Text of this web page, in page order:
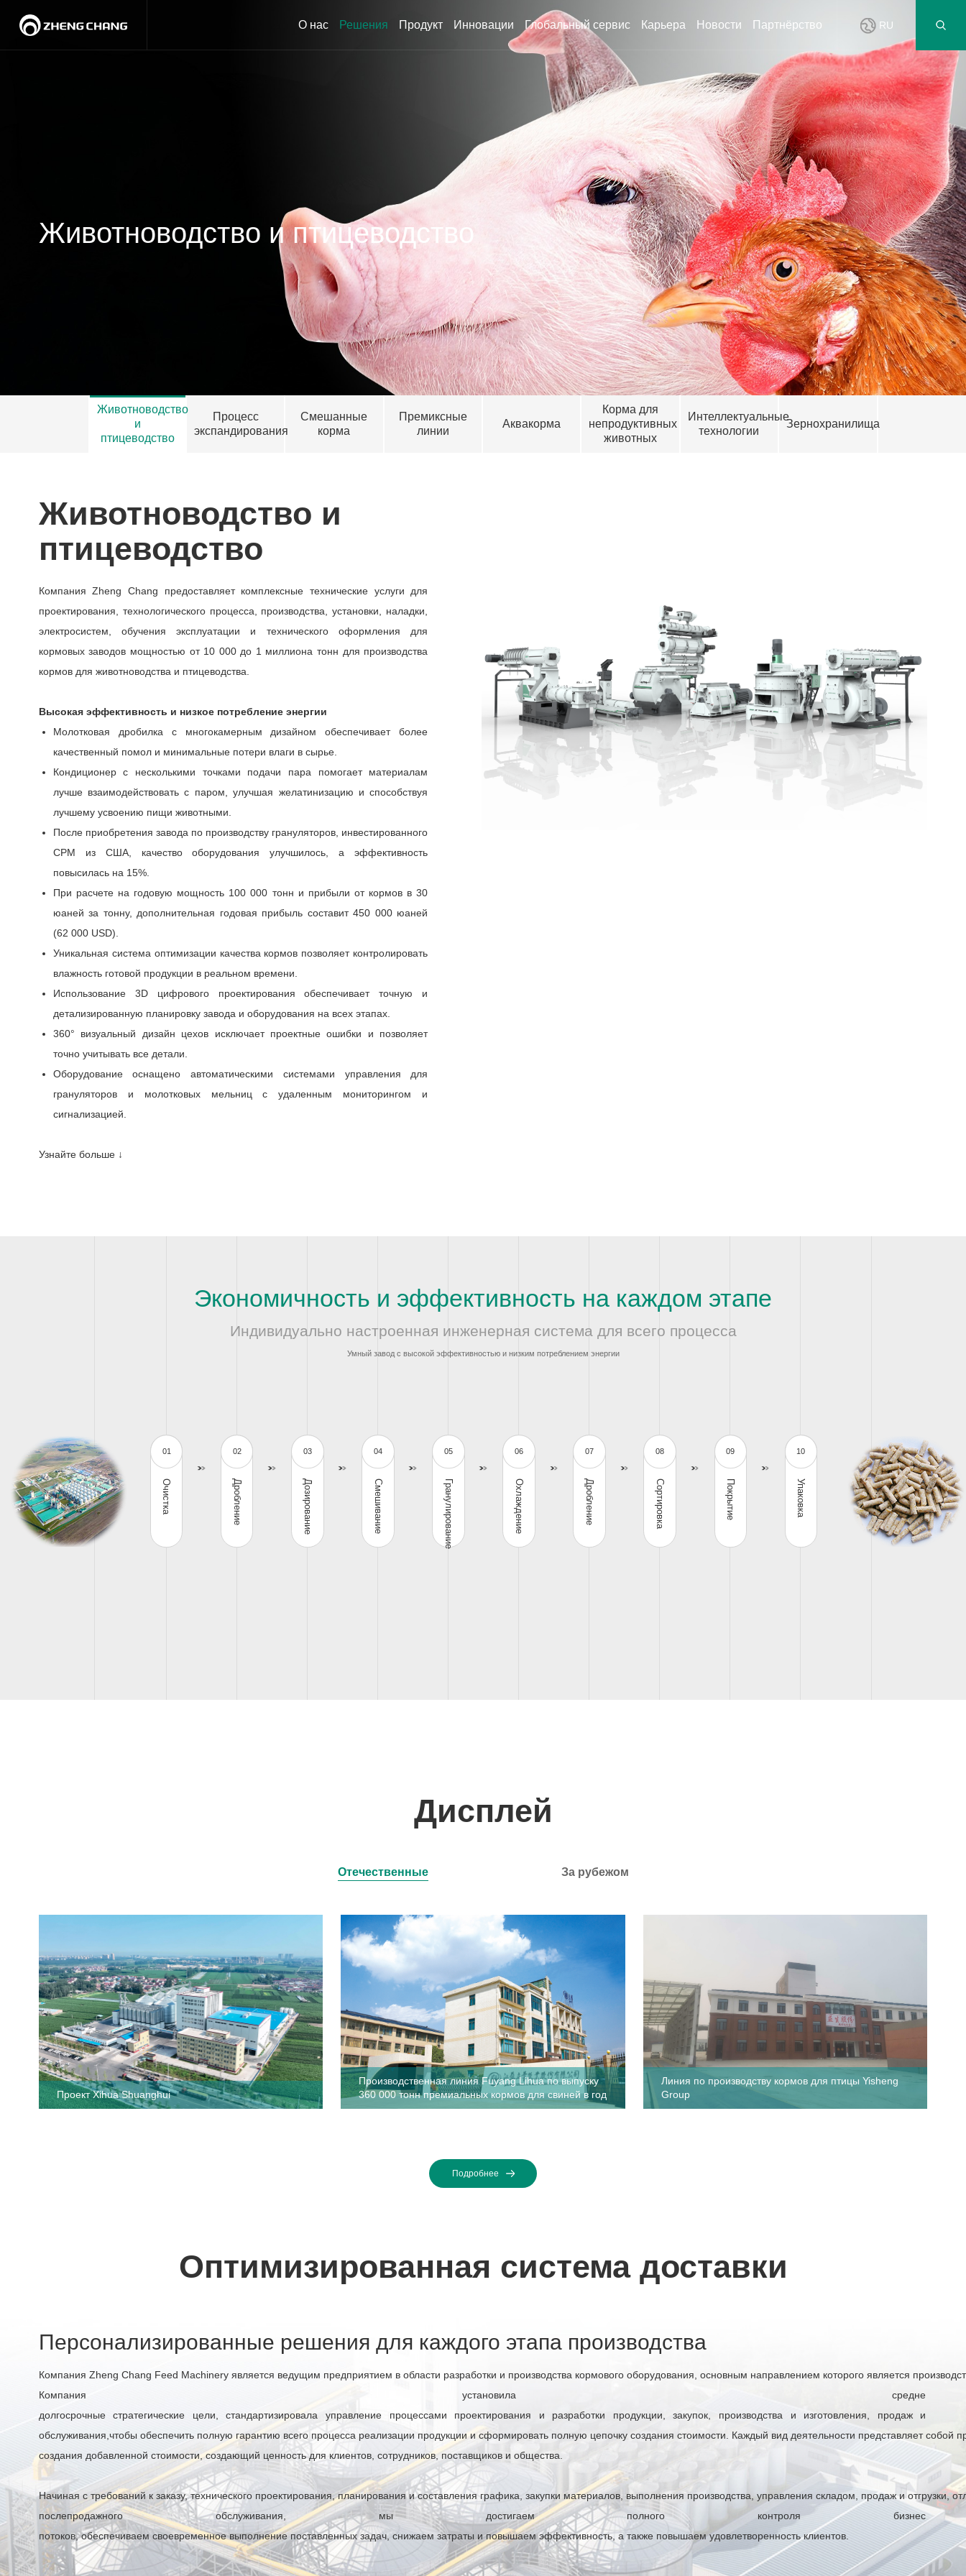
RU
О нас Решения Продукт Инновации Глобальный сервис Карьера Новости Партнёрство
Животноводство и птицеводство
Животноводство
и
птицеводство
Процесс
экспандирования
Смешанные
корма
Премиксные
линии
Аквакорма
Корма для
непродуктивных
животных
Интеллектуальные
технологии
Зернохранилища
Животноводство и
птицеводство
Компания Zheng Chang предоставляет комплексные технические услуги для
проектирования, технологического процесса, производства, установки, наладки,
электросистем, обучения эксплуатации и технического оформления для
кормовых заводов мощностью от 10 000 до 1 миллиона тонн для производства
кормов для животноводства и птицеводства.
Высокая эффективность и низкое потребление энергии
Молотковая дробилка с многокамерным дизайном обеспечивает более
качественный помол и минимальные потери влаги в сырье.
Кондиционер с несколькими точками подачи пара помогает материалам
лучше взаимодействовать с паром, улучшая желатинизацию и способствуя
лучшему усвоению пищи животными.
После приобретения завода по производству грануляторов, инвестированного
CPM из США, качество оборудования улучшилось, а эффективность
повысилась на 15%.
При расчете на годовую мощность 100 000 тонн и прибыли от кормов в 30
юаней за тонну, дополнительная годовая прибыль составит 450 000 юаней
(62 000 USD).
Уникальная система оптимизации качества кормов позволяет контролировать
влажность готовой продукции в реальном времени.
Использование 3D цифрового проектирования обеспечивает точную и
детализированную планировку завода и оборудования на всех этапах.
360° визуальный дизайн цехов исключает проектные ошибки и позволяет
точно учитывать все детали.
Оборудование оснащено автоматическими системами управления для
грануляторов и молотковых мельниц с удаленным мониторингом и
сигнализацией.
Узнайте больше ↓
Экономичность и эффективность на каждом этапе
Индивидуально настроенная инженерная система для всего процесса
Умный завод с высокой эффективностью и низким потреблением энергии
01
Очистка SCY Серия
02
Дробление SFSP 72 Серия
03
Дозирование Серия
упаковочных
весов
04
Смешивание Серия с двумя
валами SSHL/S
05
Гранулирование SZLH Серия
06
Охлаждение SKLN Серия
07
Дробление SSLG Серия
08
Сортировка SFJH Серия
09
Покрытие SYPY500
10
Упаковка SDBY Серия
бункеров
Дисплей
Отечественные За рубежом
Проект Xihua Shuanghui
Производственная линия Fuyang Lihua по выпуску
360 000 тонн премиальных кормов для свиней в год
Lihua по выпуску 360 000 тонн
премиальных кормов для свиней в
Подробнее
Линия по производству кормов для птицы Yisheng
Group
Подробнее
Оптимизированная система доставки
Персонализированные решения для каждого этапа производства
Компания Zheng Chang Feed Machinery является ведущим предприятием в области разработки и производства кормового оборудования, основным направлением которого является
Компания установила средне
долгосрочные стратегические цели, стандартизировала управление процессами проектирования и разработки продукции, закупок, производства и изготовления, продаж и
обслуживания,чтобы обеспечить полную гарантию всего процесса реализации продукции и сформировать полную цепочку создания стоимости. Каждый вид деятельности представляет собой
создания добавленной стоимости, создающий ценность для клиентов, сотрудников, поставщиков и общества.
Начиная с требований к заказу, технического проектирования, планирования и составления графика, закупки материалов, выполнения производства, управления складом, продаж и отгрузки,
послепродажного обслуживания, мы достигаем полного контроля бизнес
потоков, обеспечиваем своевременное выполнение поставленных задач, снижаем затраты и повышаем эффективность, а также повышаем удовлетворенность клиентов.